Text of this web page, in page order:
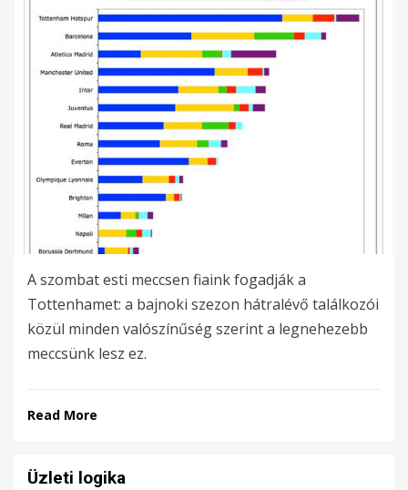
A szombat esti meccsen fiaink fogadják a
Tottenhamet: a bajnoki szezon hátralévő találkozói
közül minden valószínűség szerint a legnehezebb
meccsünk lesz ez.
Read More
Üzleti logika